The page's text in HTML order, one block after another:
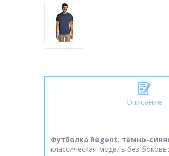
Описание
Футболка Regent, тёмно-
классическая модель без